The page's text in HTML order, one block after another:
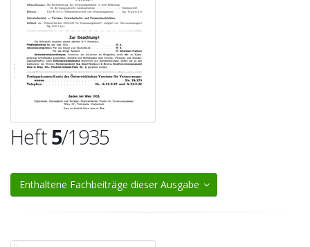
Heft5/1935
Enthaltene Fachbeiträge dieser Ausgabe